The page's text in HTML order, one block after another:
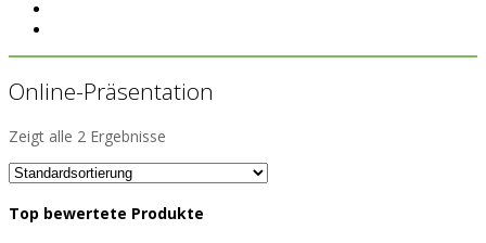
Online-Präsentation
Zeigt alle 2 Ergebnisse
Top bewertete Produkte